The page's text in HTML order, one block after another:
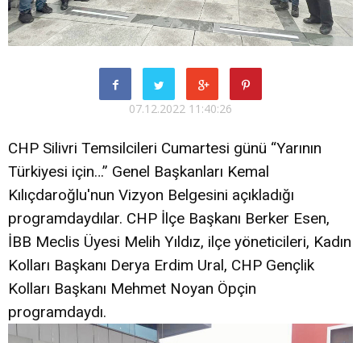
07.12.2022 11:40:26
CHP Silivri Temsilcileri Cumartesi günü “Yarının
Türkiyesi için…” Genel Başkanları Kemal
Kılıçdaroğlu'nun Vizyon Belgesini açıkladığı
programdaydılar. CHP İlçe Başkanı Berker Esen,
İBB Meclis Üyesi Melih Yıldız, ilçe yöneticileri, Kadın
Kolları Başkanı Derya Erdim Ural, CHP Gençlik
Kolları Başkanı Mehmet Noyan Öpçin
programdaydı.